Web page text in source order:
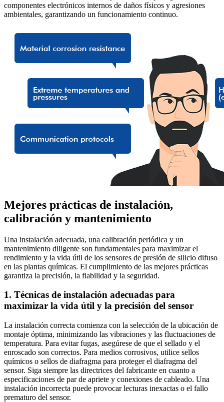
componentes electrónicos internos de daños físicos y agresiones
ambientales, garantizando un funcionamiento continuo.
Mejores prácticas de instalación,
calibración y mantenimiento
Una instalación adecuada, una calibración periódica y un
mantenimiento diligente son fundamentales para maximizar el
rendimiento y la vida útil de los sensores de presión de silicio difuso
en las plantas químicas. El cumplimiento de las mejores prácticas
garantiza la precisión, la fiabilidad y la seguridad.
1. Técnicas de instalación adecuadas para
maximizar la vida útil y la precisión del sensor
La instalación correcta comienza con la selección de la ubicación de
montaje óptima, minimizando las vibraciones y las fluctuaciones de
temperatura. Para evitar fugas, asegúrese de que el sellado y el
enroscado son correctos. Para medios corrosivos, utilice sellos
químicos o sellos de diafragma para proteger el diafragma del
sensor. Siga siempre las directrices del fabricante en cuanto a
especificaciones de par de apriete y conexiones de cableado. Una
instalación incorrecta puede provocar lecturas inexactas o el fallo
prematuro del sensor.